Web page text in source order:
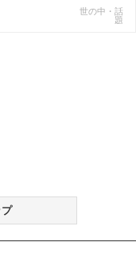
世の中・話
題